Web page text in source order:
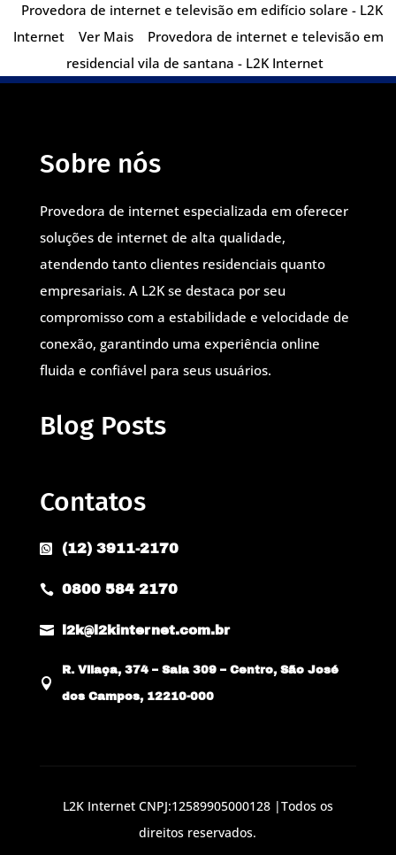
Provedora de internet e televisão em edifício solare - L2K
Internet
Ver Mais
Provedora de internet e televisão em
residencial vila de santana - L2K Internet
Sobre nós
Provedora de internet especializada em oferecer
soluções de internet de alta qualidade,
atendendo tanto clientes residenciais quanto
empresariais. A L2K se destaca por seu
compromisso com a estabilidade e velocidade de
conexão, garantindo uma experiência online
fluida e confiável para seus usuários.
Blog Posts
Contatos
 (12) 3911-2170
 0800 584 2170
 l2k@l2kinternet.com.br

R. Vilaça, 374 – Sala 309 – Centro, São José
dos Campos, 12210-000
L2K Internet CNPJ:12589905000128 |Todos os
direitos reservados.